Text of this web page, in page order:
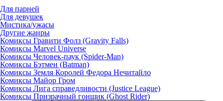
Для парней
Для девушек
Мистика/ужасы
Другие жанры
Комиксы Гравити Фолз (Gravity Falls)
Комиксы Marvel Universe
Комиксы Человек-паук (Spider-Man)
Комиксы Бэтмен (Batman)
Комиксы Земля Королей Федора Нечитайло
Комиксы Майор Гром
Комиксы Лига справедливости (Justice League)
Комиксы Призрачный гонщик (Ghost Rider)